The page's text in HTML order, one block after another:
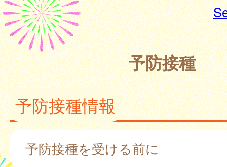
予防接種
予防接種情報
予防接種を受ける前に